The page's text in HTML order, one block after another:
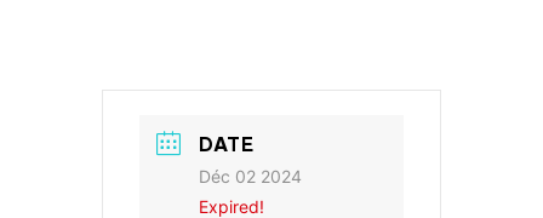
DATE
Déc 02 2024
Expired!